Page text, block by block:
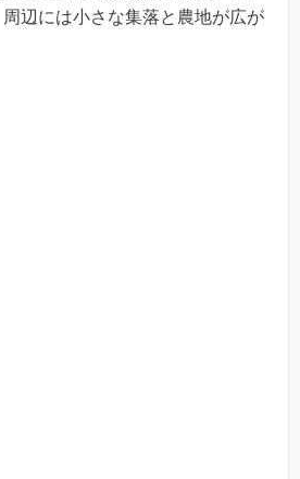
辺には小さな集落と農地が広が